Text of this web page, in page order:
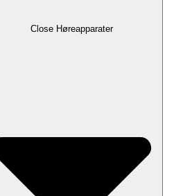
Close Høreapparater